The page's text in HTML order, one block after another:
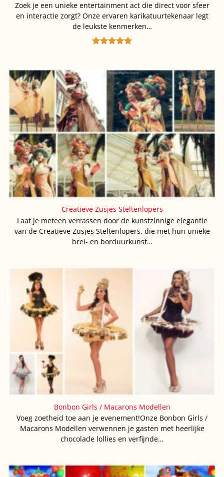
Zoek je een unieke entertainment act die direct voor sfeer
en interactie zorgt? Onze ervaren karikatuurtekenaar legt
de leukste kenmerken…
Creatieve Zusjes Steltenlopers
Laat je meteen verrassen door de kunstzinnige elegantie
van de Creatieve Zusjes Steltenlopers, die met hun unieke
brei- en borduurkunst…
Bonbon Girls / Macarons Modellen
Voeg zoetheid toe aan je evenement!Onze Bonbon Girls /
Macarons Modellen verwennen je gasten met heerlijke
chocolade lollies en verfijnde…